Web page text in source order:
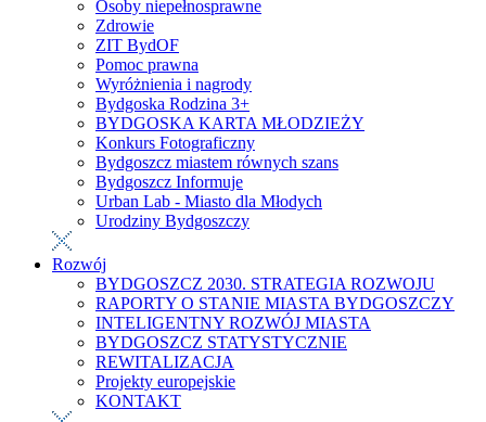
Osoby niepełnosprawne
Zdrowie
ZIT BydOF
Pomoc prawna
Wyróżnienia i nagrody
Bydgoska Rodzina 3+
BYDGOSKA KARTA MŁODZIEŻY
Konkurs Fotograficzny
Bydgoszcz miastem równych szans
Bydgoszcz Informuje
Urban Lab - Miasto dla Młodych
Urodziny Bydgoszczy
Rozwój
BYDGOSZCZ 2030. STRATEGIA ROZWOJU
RAPORTY O STANIE MIASTA BYDGOSZCZY
INTELIGENTNY ROZWÓJ MIASTA
BYDGOSZCZ STATYSTYCZNIE
REWITALIZACJA
Projekty europejskie
KONTAKT